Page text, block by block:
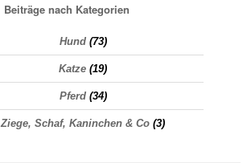
Beiträge nach Kategorien
Hund(73)
Katze (19)
Pferd(34)
Ziege, Schaf, Kaninchen & Co (3)